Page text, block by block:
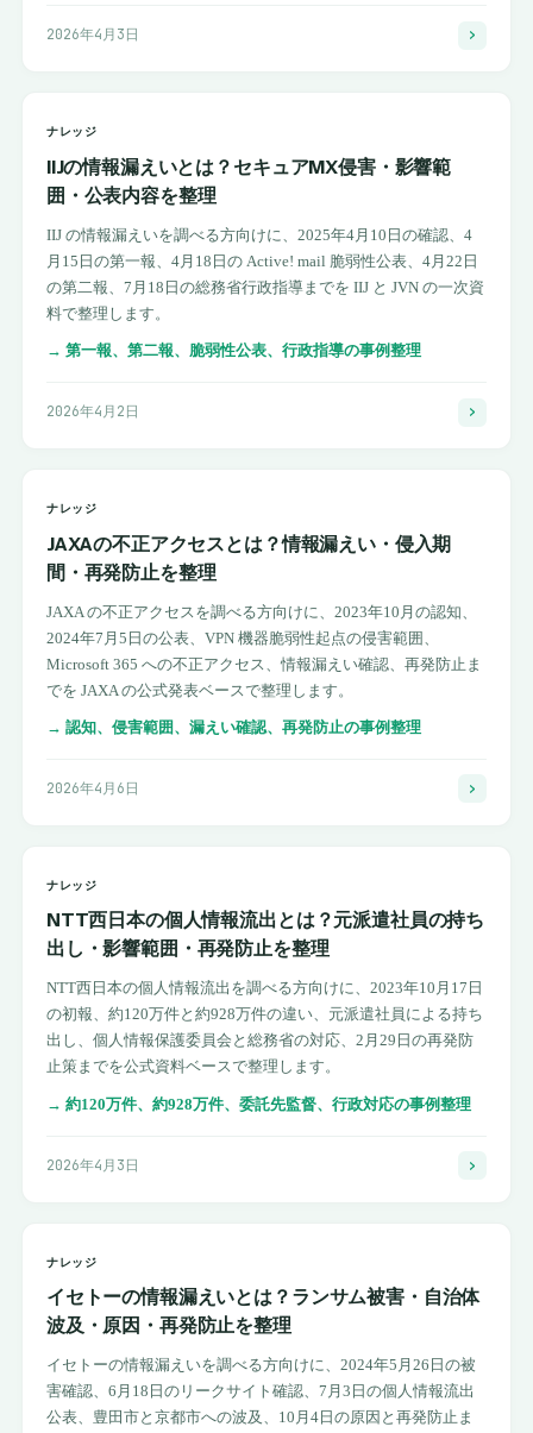
2026年4月3日
ナレッジ
IIJの情報漏えいとは？セキュアMX侵害・影響範
囲・公表内容を整理
IIJ の情報漏えいを調べる方向けに、2025年4月10日の確認、4
月15日の第一報、4月18日の Active! mail 脆弱性公表、4月22日
の第二報、7月18日の総務省行政指導までを IIJ と JVN の一次資
料で整理します。
→ 第一報、第二報、脆弱性公表、行政指導の事例整理
2026年4月2日
ナレッジ
JAXAの不正アクセスとは？情報漏えい・侵入期
間・再発防止を整理
JAXA の不正アクセスを調べる方向けに、2023年10月の認知、
2024年7月5日の公表、VPN 機器脆弱性起点の侵害範囲、
Microsoft 365 への不正アクセス、情報漏えい確認、再発防止ま
でを JAXA の公式発表ベースで整理します。
→ 認知、侵害範囲、漏えい確認、再発防止の事例整理
2026年4月6日
ナレッジ
NTT西日本の個人情報流出とは？元派遣社員の持ち
出し・影響範囲・再発防止を整理
NTT西日本の個人情報流出を調べる方向けに、2023年10月17日
の初報、約120万件と約928万件の違い、元派遣社員による持ち
出し、個人情報保護委員会と総務省の対応、2月29日の再発防
止策までを公式資料ベースで整理します。
→ 約120万件、約928万件、委託先監督、行政対応の事例整理
2026年4月3日
ナレッジ
イセトーの情報漏えいとは？ランサム被害・自治体
波及・原因・再発防止を整理
イセトーの情報漏えいを調べる方向けに、2024年5月26日の被
害確認、6月18日のリークサイト確認、7月3日の個人情報流出
公表、豊田市と京都市への波及、10月4日の原因と再発防止ま